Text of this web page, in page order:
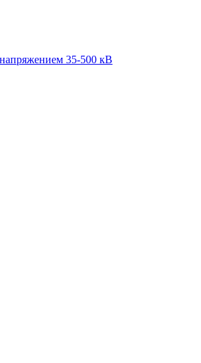
35-500 кВ